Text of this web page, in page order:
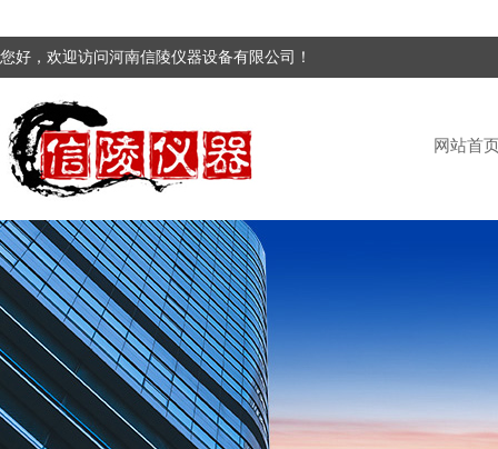
您好，欢迎访问河南信陵仪器设备有限公司！
网站首